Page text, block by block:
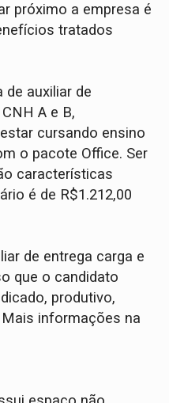
próximo a empresa é
tratados
de auxiliar de
A e B,
cursando ensino
o pacote Office. Ser
características
é de R$1.212,00
de entrega carga e
que o candidato
produtivo,
informações na